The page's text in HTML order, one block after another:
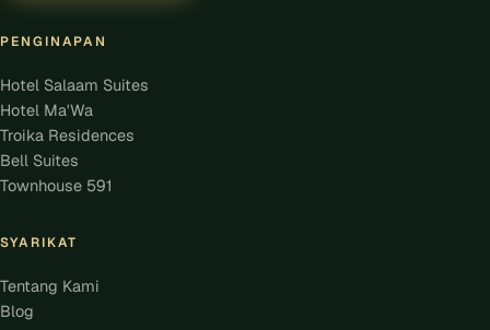
PENGINAPAN
Hotel Salaam Suites
Hotel Ma'Wa
Troika Residences
Bell Suites
Townhouse 591
SYARIKAT
Tentang Kami
Blog